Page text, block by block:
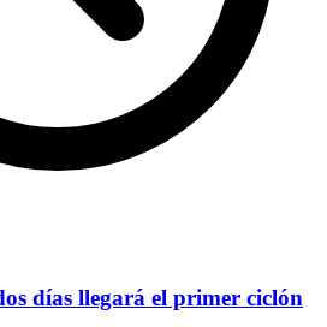
días llegará el primer ciclón